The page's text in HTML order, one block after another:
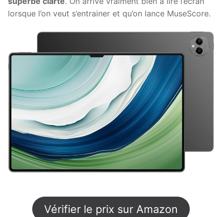
lorsque l’on veut s’entrainer et qu’on lance MuseScore.
Vérifier le prix sur Amazon